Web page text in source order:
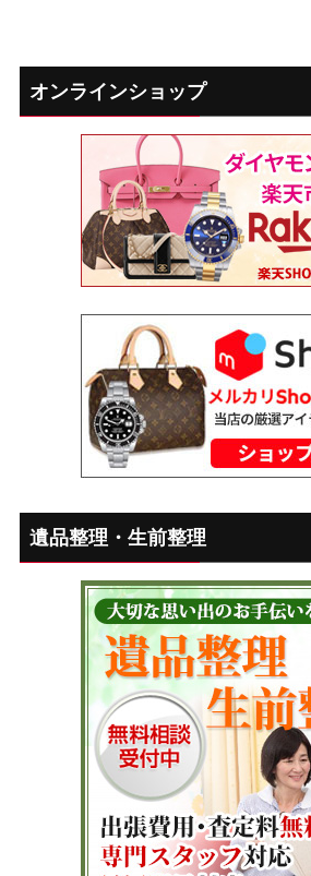
オンラインショップ
遺品整理・生前整理